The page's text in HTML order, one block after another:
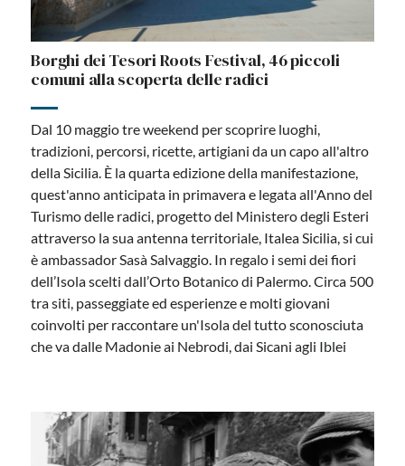
Borghi dei Tesori Roots Festival, 46 piccoli
comuni alla scoperta delle radici
Dal 10 maggio tre weekend per scoprire luoghi,
tradizioni, percorsi, ricette, artigiani da un capo all'altro
della Sicilia. È la quarta edizione della manifestazione,
quest'anno anticipata in primavera e legata all'Anno del
Turismo delle radici, progetto del Ministero degli Esteri
attraverso la sua antenna territoriale, Italea Sicilia, si cui
è ambassador Sasà Salvaggio. In regalo i semi dei fiori
dell’Isola scelti dall’Orto Botanico di Palermo. Circa 500
tra siti, passeggiate ed esperienze e molti giovani
coinvolti per raccontare un'Isola del tutto sconosciuta
che va dalle Madonie ai Nebrodi, dai Sicani agli Iblei